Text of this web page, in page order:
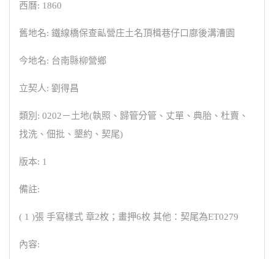
西曆: 1860
舊地名: 鐵線橋保查畆營庄土名頂楫巷仔口廍後溝漕園
今地名: 台南縣柳營鄉
立契人: 劉得昌
類別: 0202－土地(執照、歸管分管、丈單、典胎、杜賣、
找洗、佃批、墾約、契尾)
版本: 1
備註:
( 1 )張 手寫樣式 章2枚；畫押6枚 其他：契尾為ET0279
內容: